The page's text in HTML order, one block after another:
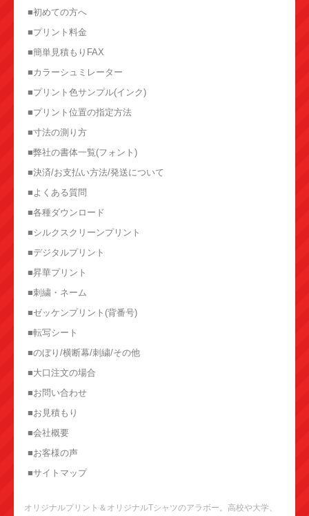
■初めての方へ
■プリント料金
■簡単見積もりFAX
■カラーシュミレーター
■プリント色サンプル(インク)
■プリント位置の指定方法
■寸法の測り方
■弊社の書体一覧(フォント)
■決済/お支払い方法/発送について
■よくある質問
■各種ダウンロード
■シルクスクリーンプリント
■デジタルプリント
■昇華プリント
■刺繍・ネーム
■ゼッケンプリント(背番号)
■転写シート
■のぼり/横断幕/刺繍/その他
■大口注文の場合
■お問い合わせ
■お見積もり
■会社概要
■お客様の声
■サイトマップ
オリジナルプリント＆オリジナルTシャツのアラボー。高校や大学、